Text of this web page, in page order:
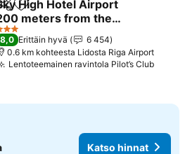
Lisää suosikkeihin
High Hotel Airport
meters from the
hinnat
Tähtiluokitus
8,0 Erittäin hyvä
6 454
0.6 km kohteesta Lidosta Riga Airport
Lentoteemainen ravintola Pilot’s Club
Katso hinnat